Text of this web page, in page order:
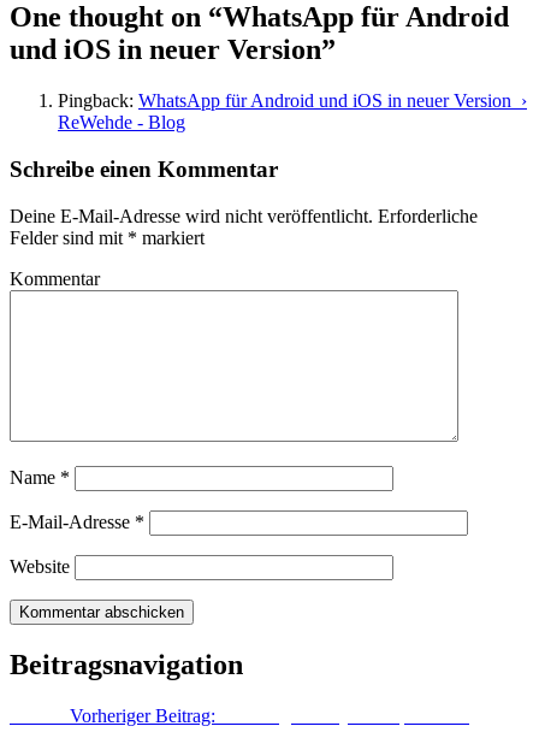
One thought on “WhatsApp für Android
und iOS in neuer Version”
Pingback: WhatsApp für Android und iOS in neuer Version ›
ReWehde - Blog
Schreibe einen Kommentar
Deine E-Mail-Adresse wird nicht veröffentlicht. Erforderliche
Felder sind mit * markiert
Kommentar
Name *
E-Mail-Adresse *
Website
Beitragsnavigation
Vorheriger Beitrag: